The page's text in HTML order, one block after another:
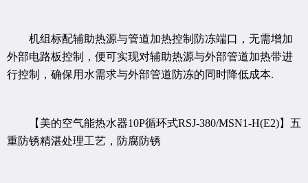
机组标配辅助热源与管道加热控制防冻端口，无需增加
外部电路板控制，便可实现对辅助热源与外部管道加热带进
行控制，确保用水需求与外部管道防冻的同时降低成本.
【美的空气能热水器10P循环式RSJ-380/MSN1-H(E2)】五
重防锈精湛处理工艺，防腐防锈